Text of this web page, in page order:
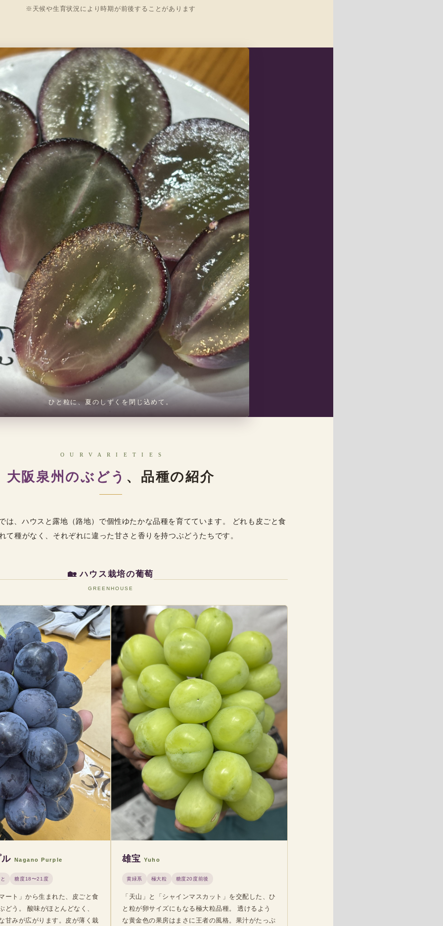
※天候や生育状況により時期が前後することがあります
ひと粒に、夏のしずくを閉じ込めて。
O U R V A R I E T I E S
大阪泉州のぶどう 、品種の紹介
は、ハウスと露地（路地）で個性ゆたかな品種を育てています。 どれも皮ごと食
て種がなく、それぞれに違った甘さと香りを持つぶどうたちです。
🏡 ハウス栽培の葡萄
GREENHOUSE
Nagano Purple
糖度18〜21度
ート」から生まれた、皮ごと食
どう。 酸味がほとんどなく、
甘みが広がります。皮が薄く栽
雄宝 Yuho
黄緑系 極大粒 糖度20度前後
「天山」と「シャインマスカット」を交配した、ひ
と粒が卵サイズにもなる極大粒品種。 透けるよう
な黄金色の果房はまさに王者の風格。果汁がたっぷ